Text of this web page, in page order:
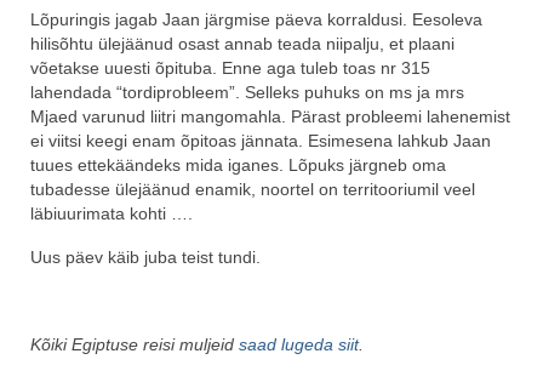
Lõpuringis jagab Jaan järgmise päeva korraldusi. Eesoleva
hilisõhtu ülejäänud osast annab teada niipalju, et plaani
võetakse uuesti õpituba. Enne aga tuleb toas nr 315
lahendada “tordiprobleem”. Selleks puhuks on ms ja mrs
Mjaed varunud liitri mangomahla. Pärast probleemi lahenemist
ei viitsi keegi enam õpitoas jännata. Esimesena lahkub Jaan
tuues ettekäändeks mida iganes. Lõpuks järgneb oma
tubadesse ülejäänud enamik, noortel on territooriumil veel
läbiuurimata kohti ….
Uus päev käib juba teist tundi.
Kõiki Egiptuse reisi muljeid saad lugeda siit.